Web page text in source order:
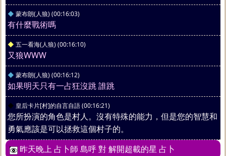
◆ 蒙布朗(人狼)(00:16:03)
有什麼戰術嗎
◆ 五一看海(人狼)(00:16:10)
又狼WWW
◆ 蒙布朗(人狼)(00:16:12)
如果明天只有一占狂沒跳 誰跳
◆ 皇后卡片[村]的自言自語(00:16:21)
您所扮演的角色是村人。沒有特殊的能力，但是您的智慧和
勇氣應該是可以拯救這個村子的。
昨天晚上 占卜師 島呼 對 解開超載的星 占卜